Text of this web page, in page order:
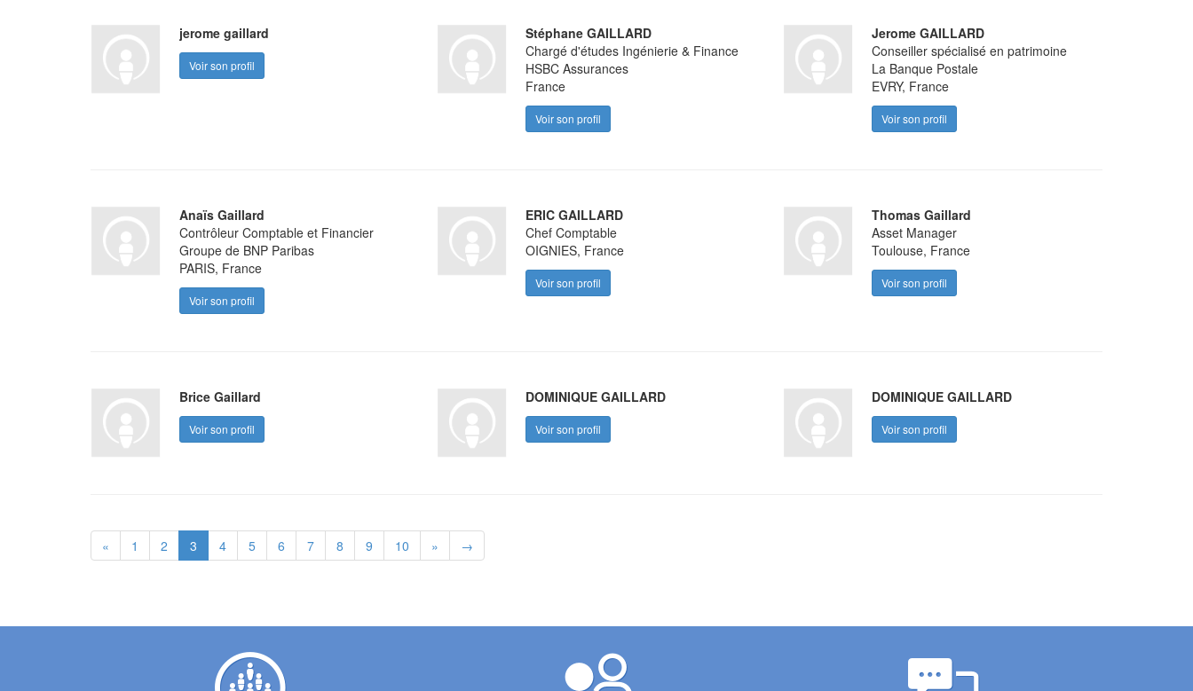
jerome gaillard
Voir son profil
Stéphane GAILLARD
Chargé d'études Ingénierie & Finance
HSBC Assurances
France
Voir son profil
Jerome GAILLARD
Conseiller spécialisé en patrimoine
La Banque Postale
EVRY, France
Voir son profil
Anaïs Gaillard
Contrôleur Comptable et Financier
Groupe de BNP Paribas
PARIS, France
Voir son profil
ERIC GAILLARD
Chef Comptable
OIGNIES, France
Voir son profil
Thomas Gaillard
Asset Manager
Toulouse, France
Voir son profil
Brice Gaillard
Voir son profil
DOMINIQUE GAILLARD
Voir son profil
DOMINIQUE GAILLARD
Voir son profil
« 1 2 3 4 5 6 7 8 9 10 » →